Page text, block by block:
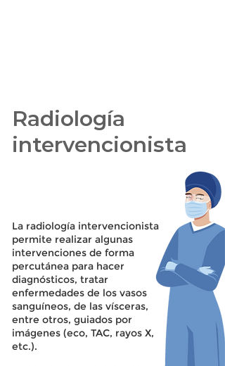
Radiología
intervencionista
La radiología intervencionista
permite realizar algunas
intervenciones de forma
percutánea para hacer
diagnósticos, tratar
enfermedades de los vasos
sanguíneos, de las vísceras,
entre otros, guiados por
imágenes (eco, TAC, rayos X,
etc.).